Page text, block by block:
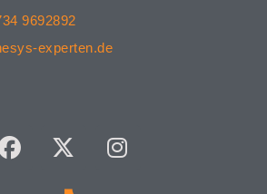
9692892
experten.de